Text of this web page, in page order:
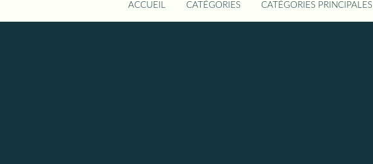
ACCUEIL CATÉGORIES CATÉGORIES PRINCIPALES